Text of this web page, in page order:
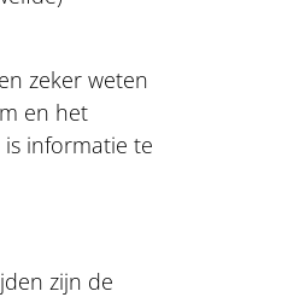
zeker weten
en het
informatie te
zijn de